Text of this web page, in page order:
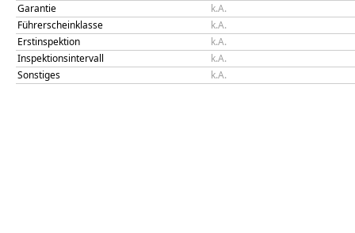
Garantie
k.A.
Führerscheinklasse
k.A.
Erstinspektion
k.A.
Inspektionsintervall
k.A.
Sonstiges
k.A.